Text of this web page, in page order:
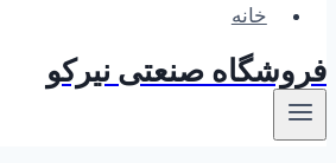
خانه
فروشگاه صنعتی نیرکو